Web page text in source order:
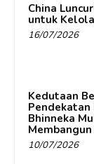
China
untuk
16/07/2026
Kedutaan
Pendekatan
Bhinneka
10/07/2026